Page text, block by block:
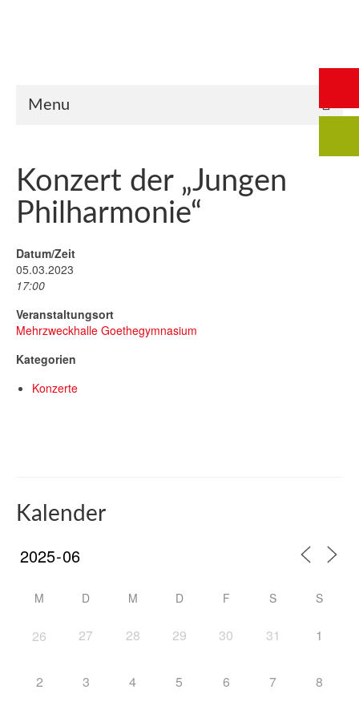
Menu
Konzert der „Jungen
Philharmonie“
Datum/Zeit
05.03.2023
17:00
Veranstaltungsort
Mehrzweckhalle Goethegymnasium
Kategorien
Konzerte
Kalender
M D M D F S S
26 27 28 29 30 31 1
2 3 4 5 6 7 8